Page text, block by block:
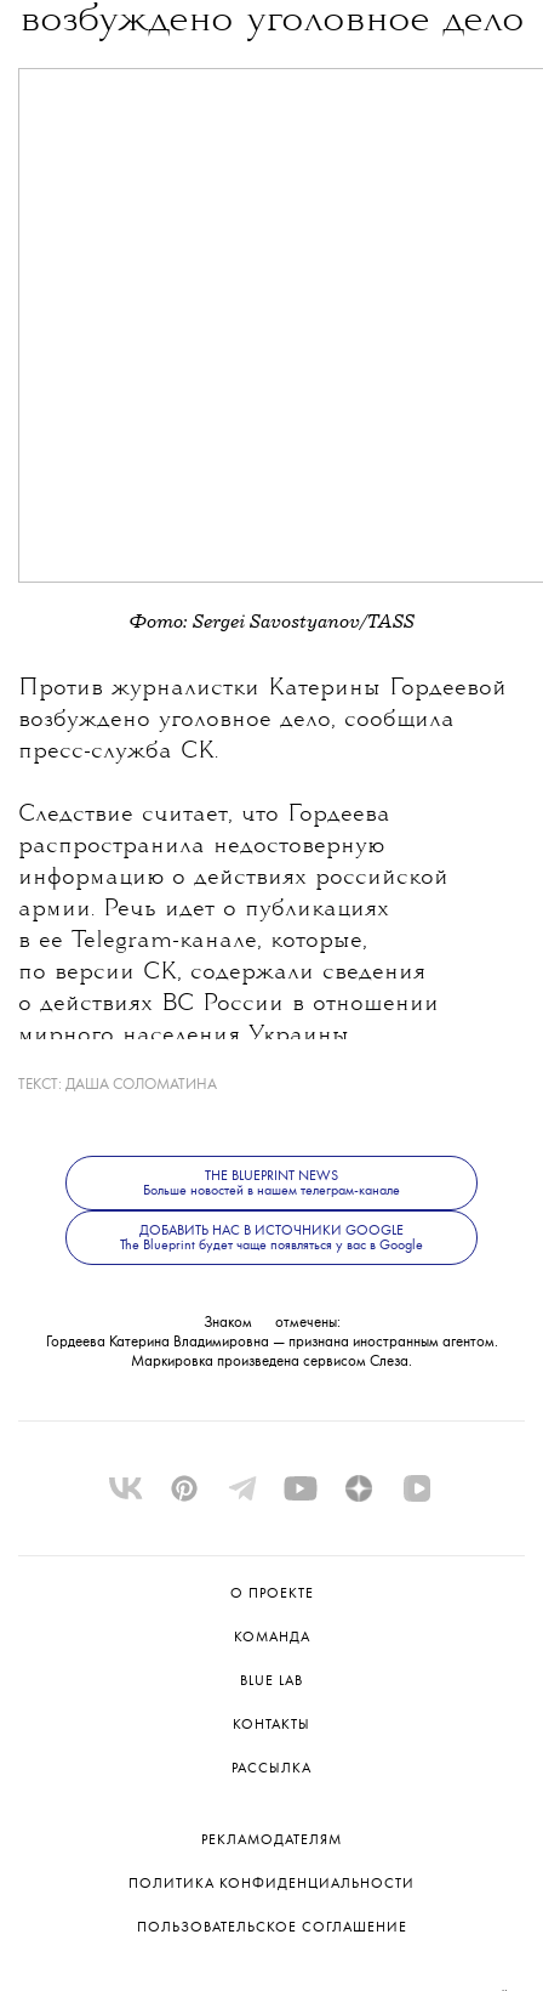
возбуждено уголовное дело
Фото: Sergei Savostyanov/TASS
Против журналистки Катерины Гордеевой
возбуждено уголовное дело, сообщила
пресс-служба СК.
Следствие считает, что Гордеева
распространила недостоверную
информацию о действиях российской
армии. Речь идет о публикациях
в ее Telegram-канале, которые,
по версии СК, содержали сведения
о действиях ВС России в отношении
мирного населения Украины.
Какие именно материалы стали
не уточнило. В Следственном комитете
также сообщили, что решается вопрос
об объявлении журналистки
в международный розыск.
ТЕКСТ: ДАША СОЛОМАТИНА
THE BLUEPRINT NEWS
Больше новостей в нашем телеграм-канале
ДОБАВИТЬ НАС В ИСТОЧНИКИ GOOGLE
The Blueprint будет чаще появляться у вас в Google
Знаком
отмечены:
Гордеева Катерина Владимировна — признана иностранным агентом.
Маркировка произведена сервисом Слеза.
О ПРОЕКТЕ
КОМАНДА
BLUE LAB
КОНТАКТЫ
РАССЫЛКА
РЕКЛАМОДАТЕЛЯМ
ПОЛИТИКА КОНФИДЕНЦИАЛЬНОСТИ
ПОЛЬЗОВАТЕЛЬСКОЕ СОГЛАШЕНИЕ